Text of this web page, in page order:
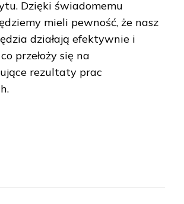
Dzięki świadomemu
mieli pewność, że nasz
działają efektywnie i
przełoży się na
rezultaty prac